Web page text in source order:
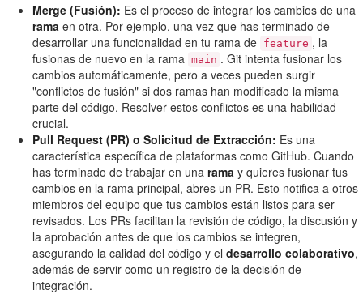
Merge (Fusión): Es el proceso de integrar los cambios de una
rama en otra. Por ejemplo, una vez que has terminado de
desarrollar una funcionalidad en tu rama de feature , la
fusionas de nuevo en la rama main . Git intenta fusionar los
cambios automáticamente, pero a veces pueden surgir
"conflictos de fusión" si dos ramas han modificado la misma
parte del código. Resolver estos conflictos es una habilidad
crucial.
Pull Request (PR) o Solicitud de Extracción: Es una
característica específica de plataformas como GitHub. Cuando
has terminado de trabajar en una rama y quieres fusionar tus
cambios en la rama principal, abres un PR. Esto notifica a otros
miembros del equipo que tus cambios están listos para ser
revisados. Los PRs facilitan la revisión de código, la discusión y
la aprobación antes de que los cambios se integren,
asegurando la calidad del código y el desarrollo colaborativo,
además de servir como un registro de la decisión de
integración.